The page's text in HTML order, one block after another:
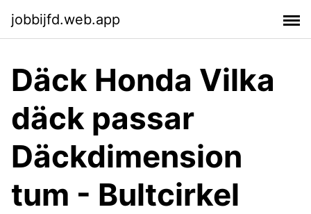
jobbijfd.web.app
Däck Honda Vilka
däck passar
Däckdimension
tum - Bultcirkel